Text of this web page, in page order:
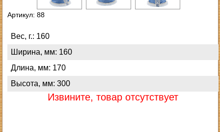
Артикул: 88
Вес, г.: 160
Ширина, мм: 160
Длина, мм: 170
Высота, мм: 300
Извините, товар отсутствует